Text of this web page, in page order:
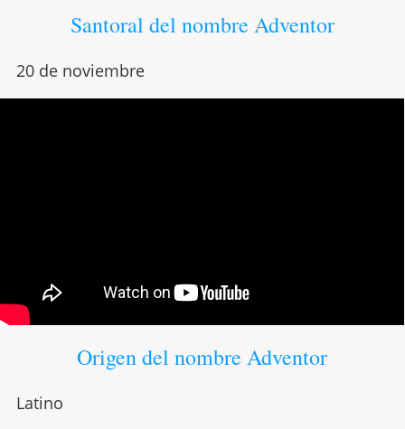
Santoral del nombre Adventor
20 de noviembre
Origen del nombre Adventor
Latino